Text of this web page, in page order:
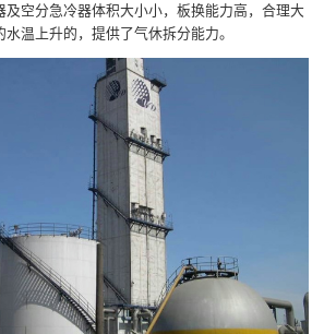
及空分急冷器体积大小小，板换能力高，合理大
温上升的，提供了气休拆分能力。